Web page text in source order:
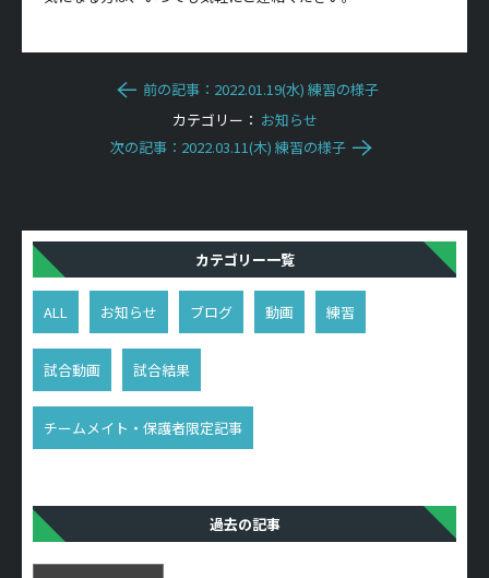
前の記事：2022.01.19(水) 練習の様子
カテゴリー： お知らせ
次の記事：2022.03.11(木) 練習の様子
カテゴリー一覧
ALL お知らせ ブログ 動画 練習
試合動画 試合結果
チームメイト・保護者限定記事
過去の記事